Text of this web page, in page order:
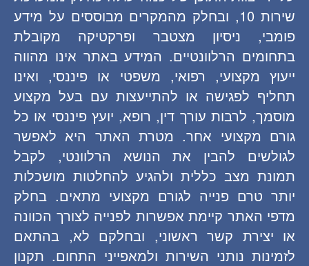
שירות 10, ובחלק מהמקרים מבוססים על מידע
פומבי, ניסיון מצטבר ופרקטיקה מקובלת
בתחומים הרלוונטיים. המידע באתר אינו מהווה
ייעוץ מקצועי, רפואי, משפטי או פיננסי, ואינו
תחליף לפגישה או להתייעצות עם בעל מקצוע
מוסמך, לרבות עורך דין, רופא, יועץ פיננסי או כל
גורם מקצועי אחר. מטרת האתר היא לאפשר
לגולשים להבין את הנושא הרלוונטי, לקבל
תמונת מצב כללית ולהגיע להחלטות מושכלות
יותר טרם פנייה לגורם מקצועי מתאים. בחלק
מדפי האתר קיימת אפשרות לפנייה לצורך הכוונה
או יצירת קשר ראשוני, ובחלקם לא, בהתאם
לזמינות נותני השירות ולמאפייני התחום. תקנון